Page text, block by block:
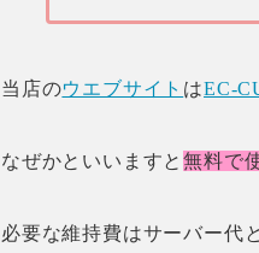
当店のウエブサイト はEC-
なぜかといいますと無料で
必要な維持費はサーバー代